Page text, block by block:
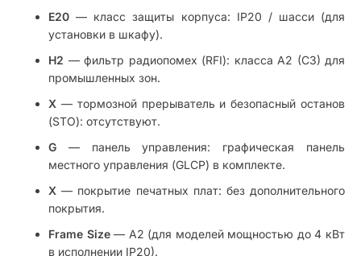
E20 — класс защиты корпуса: IP20 / шасси (для
установки в шкафу).
H2 — фильтр радиопомех (RFI): класса A2 (C3) для
промышленных зон.
X — тормозной прерыватель и безопасный останов
(STO): отсутствуют.
G — панель управления: графическая панель
местного управления (GLCP) в комплекте.
X — покрытие печатных плат: без дополнительного
покрытия.
Frame Size— A2 (для моделей мощностью до 4 кВт
в исполнении IP20).